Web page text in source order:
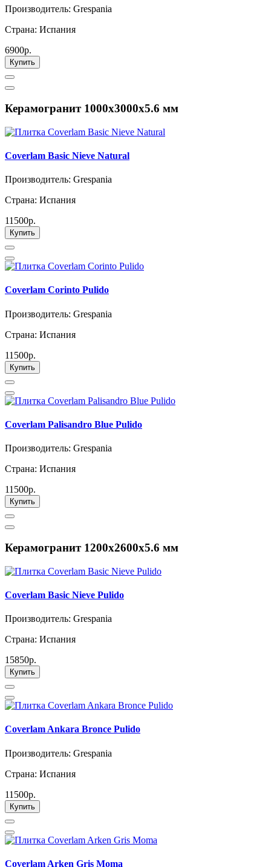
Производитель: Grespania
Страна: Испания
6900р.
Купить
Керамогранит 1000х3000х5.6 мм
Coverlam Basic Nieve Natural
Производитель: Grespania
Страна: Испания
11500р.
Купить
Coverlam Corinto Pulido
Производитель: Grespania
Страна: Испания
11500р.
Купить
Coverlam Palisandro Blue Pulido
Производитель: Grespania
Страна: Испания
11500р.
Купить
Керамогранит 1200х2600х5.6 мм
Coverlam Basic Nieve Pulido
Производитель: Grespania
Страна: Испания
15850р.
Купить
Coverlam Ankara Bronce Pulido
Производитель: Grespania
Страна: Испания
11500р.
Купить
Coverlam Arken Gris Moma